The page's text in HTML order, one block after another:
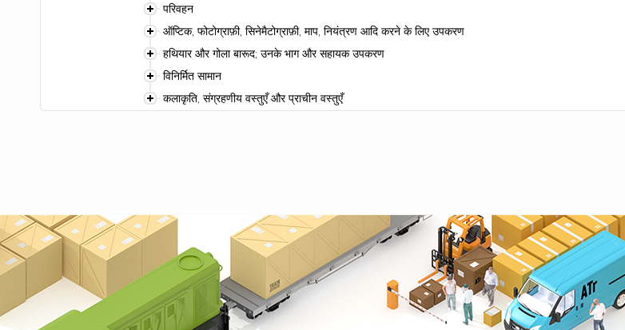
परिवहन
ऑप्टिक, फोटोग्राफ़ी, सिनेमैटोग्राफ़ी, माप, नियंत्रण आदि करने के लिए उपकरण
हथियार और गोला बारूद; उनके भाग और सहायक उपकरण
विनिर्मित सामान
कलाकृति, संग्रहणीय वस्तुएँ और प्राचीन वस्तुएँ